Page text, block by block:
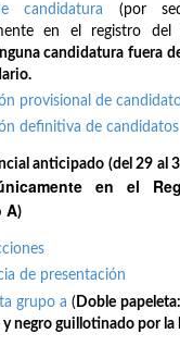
candidatura (por
en el registro del
candidatura fuera
provisional de
definitiva de candidatos
anticipado (del 29 al
en el
A)
de presentación
grupo a( Doble
y negro guillotinado por la